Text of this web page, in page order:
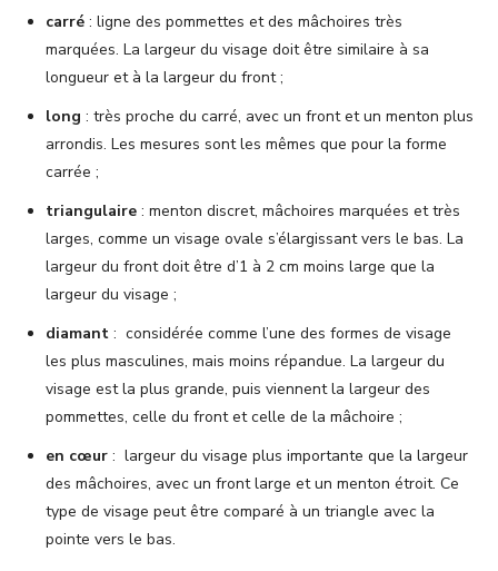
carré : ligne des pommettes et des mâchoires très
marquées. La largeur du visage doit être similaire à sa
longueur et à la largeur du front ;
long : très proche du carré, avec un front et un menton plus
arrondis. Les mesures sont les mêmes que pour la forme
carrée ;
triangulaire : menton discret, mâchoires marquées et très
larges, comme un visage ovale s’élargissant vers le bas. La
largeur du front doit être d’1 à 2 cm moins large que la
largeur du visage ;
diamant : considérée comme l’une des formes de visage
les plus masculines, mais moins répandue. La largeur du
visage est la plus grande, puis viennent la largeur des
pommettes, celle du front et celle de la mâchoire ;
en cœur : largeur du visage plus importante que la largeur
des mâchoires, avec un front large et un menton étroit. Ce
type de visage peut être comparé à un triangle avec la
pointe vers le bas.